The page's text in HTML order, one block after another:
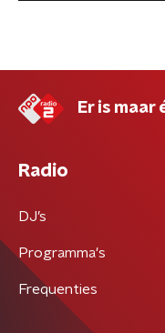
Er is maar
Radio
DJ’s
Programma's
Frequenties